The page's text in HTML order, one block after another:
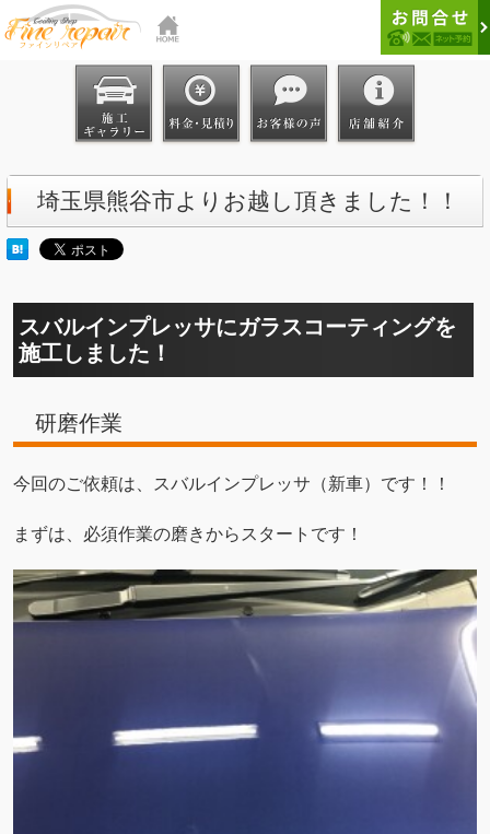
埼玉県熊谷市よりお越し頂きました！！
スバルインプレッサにガラスコーティングを
施工しました！
研磨作業
今回のご依頼は、スバルインプレッサ（新車）です！！
まずは、必須作業の磨きからスタートです！